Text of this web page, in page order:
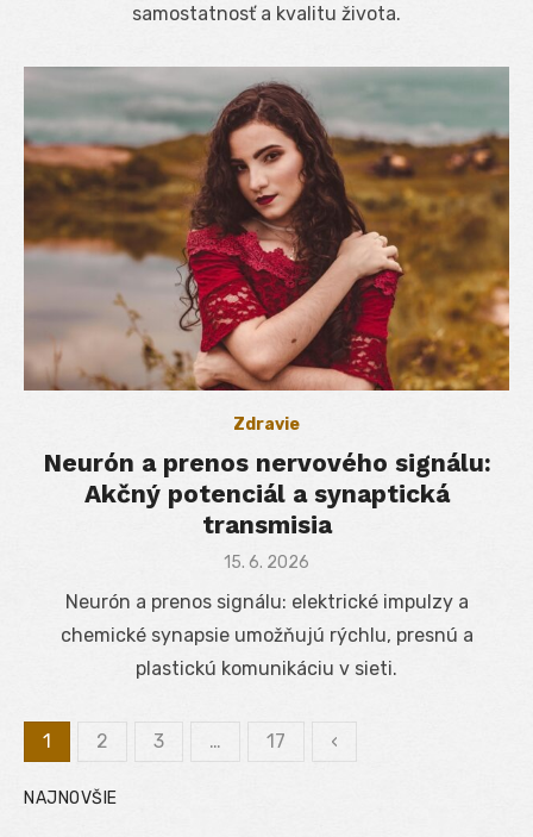
samostatnosť a kvalitu života.
Zdravie
Neurón a prenos nervového signálu:
Akčný potenciál a synaptická
transmisia
Posted
15. 6. 2026
Neurón a prenos signálu: elektrické impulzy a
chemické synapsie umožňujú rýchlu, presnú a
plastickú komunikáciu v sieti.
Stránkovanie
príspevkov
1 2 3 … 17 ‹
NAJNOVŠIE